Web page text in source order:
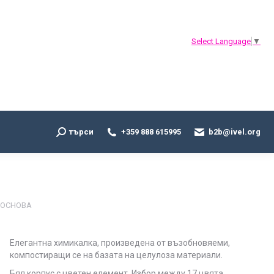
Select Language ▼
Search:
търси +359 888 615995 b2b@ivel.org
Елегантна химикалка, произведена отвъзобновяеми,
компостиращи се на базата на целулоза материали.